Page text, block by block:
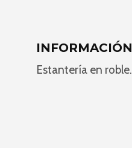
INFORMACIÓN
Estantería en roble.